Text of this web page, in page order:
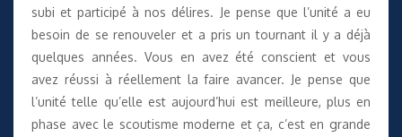
subi et participé à nos délires. Je pense que l’unité a eu
besoin de se renouveler et a pris un tournant il y a déjà
quelques années. Vous en avez été conscient et vous
avez réussi à réellement la faire avancer. Je pense que
l’unité telle qu’elle est aujourd’hui est meilleure, plus en
phase avec le scoutisme moderne et ça, c’est en grande